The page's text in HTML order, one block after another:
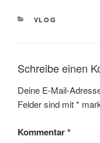
KATEGORIEN
VLOG
Schreibe einen
Deine E-Mail-
Felder sind mit*
Kommentar*